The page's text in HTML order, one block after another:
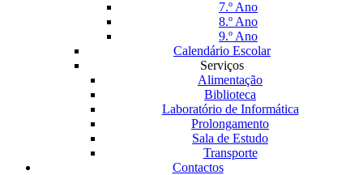
7.º Ano
8.º Ano
9.º Ano
Calendário Escolar
Serviços
Alimentação
Biblioteca
Laboratório de Informática
Prolongamento
Sala de Estudo
Transporte
Contactos